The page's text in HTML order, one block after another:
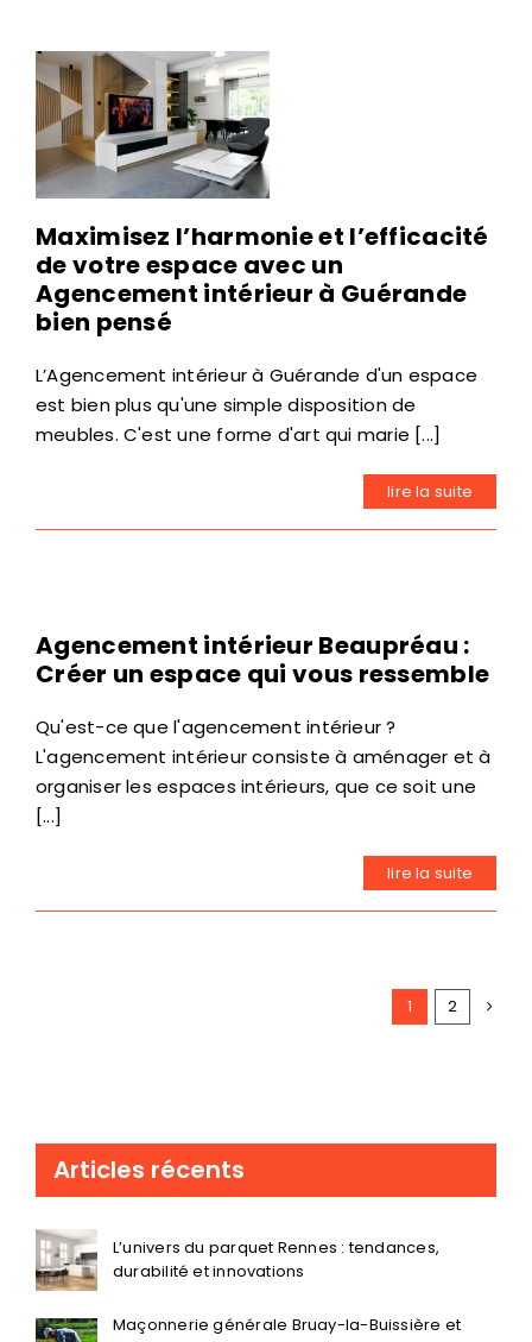
Maximisez l’harmonie et l’efficacité
de votre espace avec un
Agencement intérieur à Guérande
bien pensé
L’Agencement intérieur à Guérande d'un espace
est bien plus qu'une simple disposition de
meubles. C'est une forme d'art qui marie [...]
lire la suite
Agencement intérieur Beaupréau :
Créer un espace qui vous ressemble
Qu'est-ce que l'agencement intérieur ?
L'agencement intérieur consiste à aménager et à
organiser les espaces intérieurs, que ce soit une
[...]
lire la suite
1 2
Articles récents
L’univers du parquet Rennes : tendances,
durabilité et innovations
Maçonnerie générale Bruay-la-Buissière et